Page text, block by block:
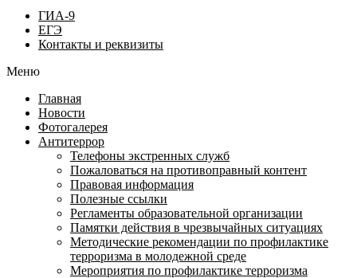
ГИА-9
ЕГЭ
Контакты и реквизиты
Меню
Главная
Новости
Фотогалерея
Антитеррор
Телефоны экстренных служб
Пожаловаться на противоправный контент
Правовая информация
Полезные ссылки
Регламенты образовательной организации
Памятки действия в чрезвычайных ситуациях
Методические рекомендации по профилактике
терроризма в молодежной среде
Мероприятия по профилактике терроризма